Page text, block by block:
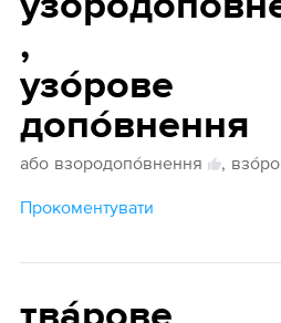
,
узо́рове
допо́внення
або взородопо́внення ,
Прокоментувати